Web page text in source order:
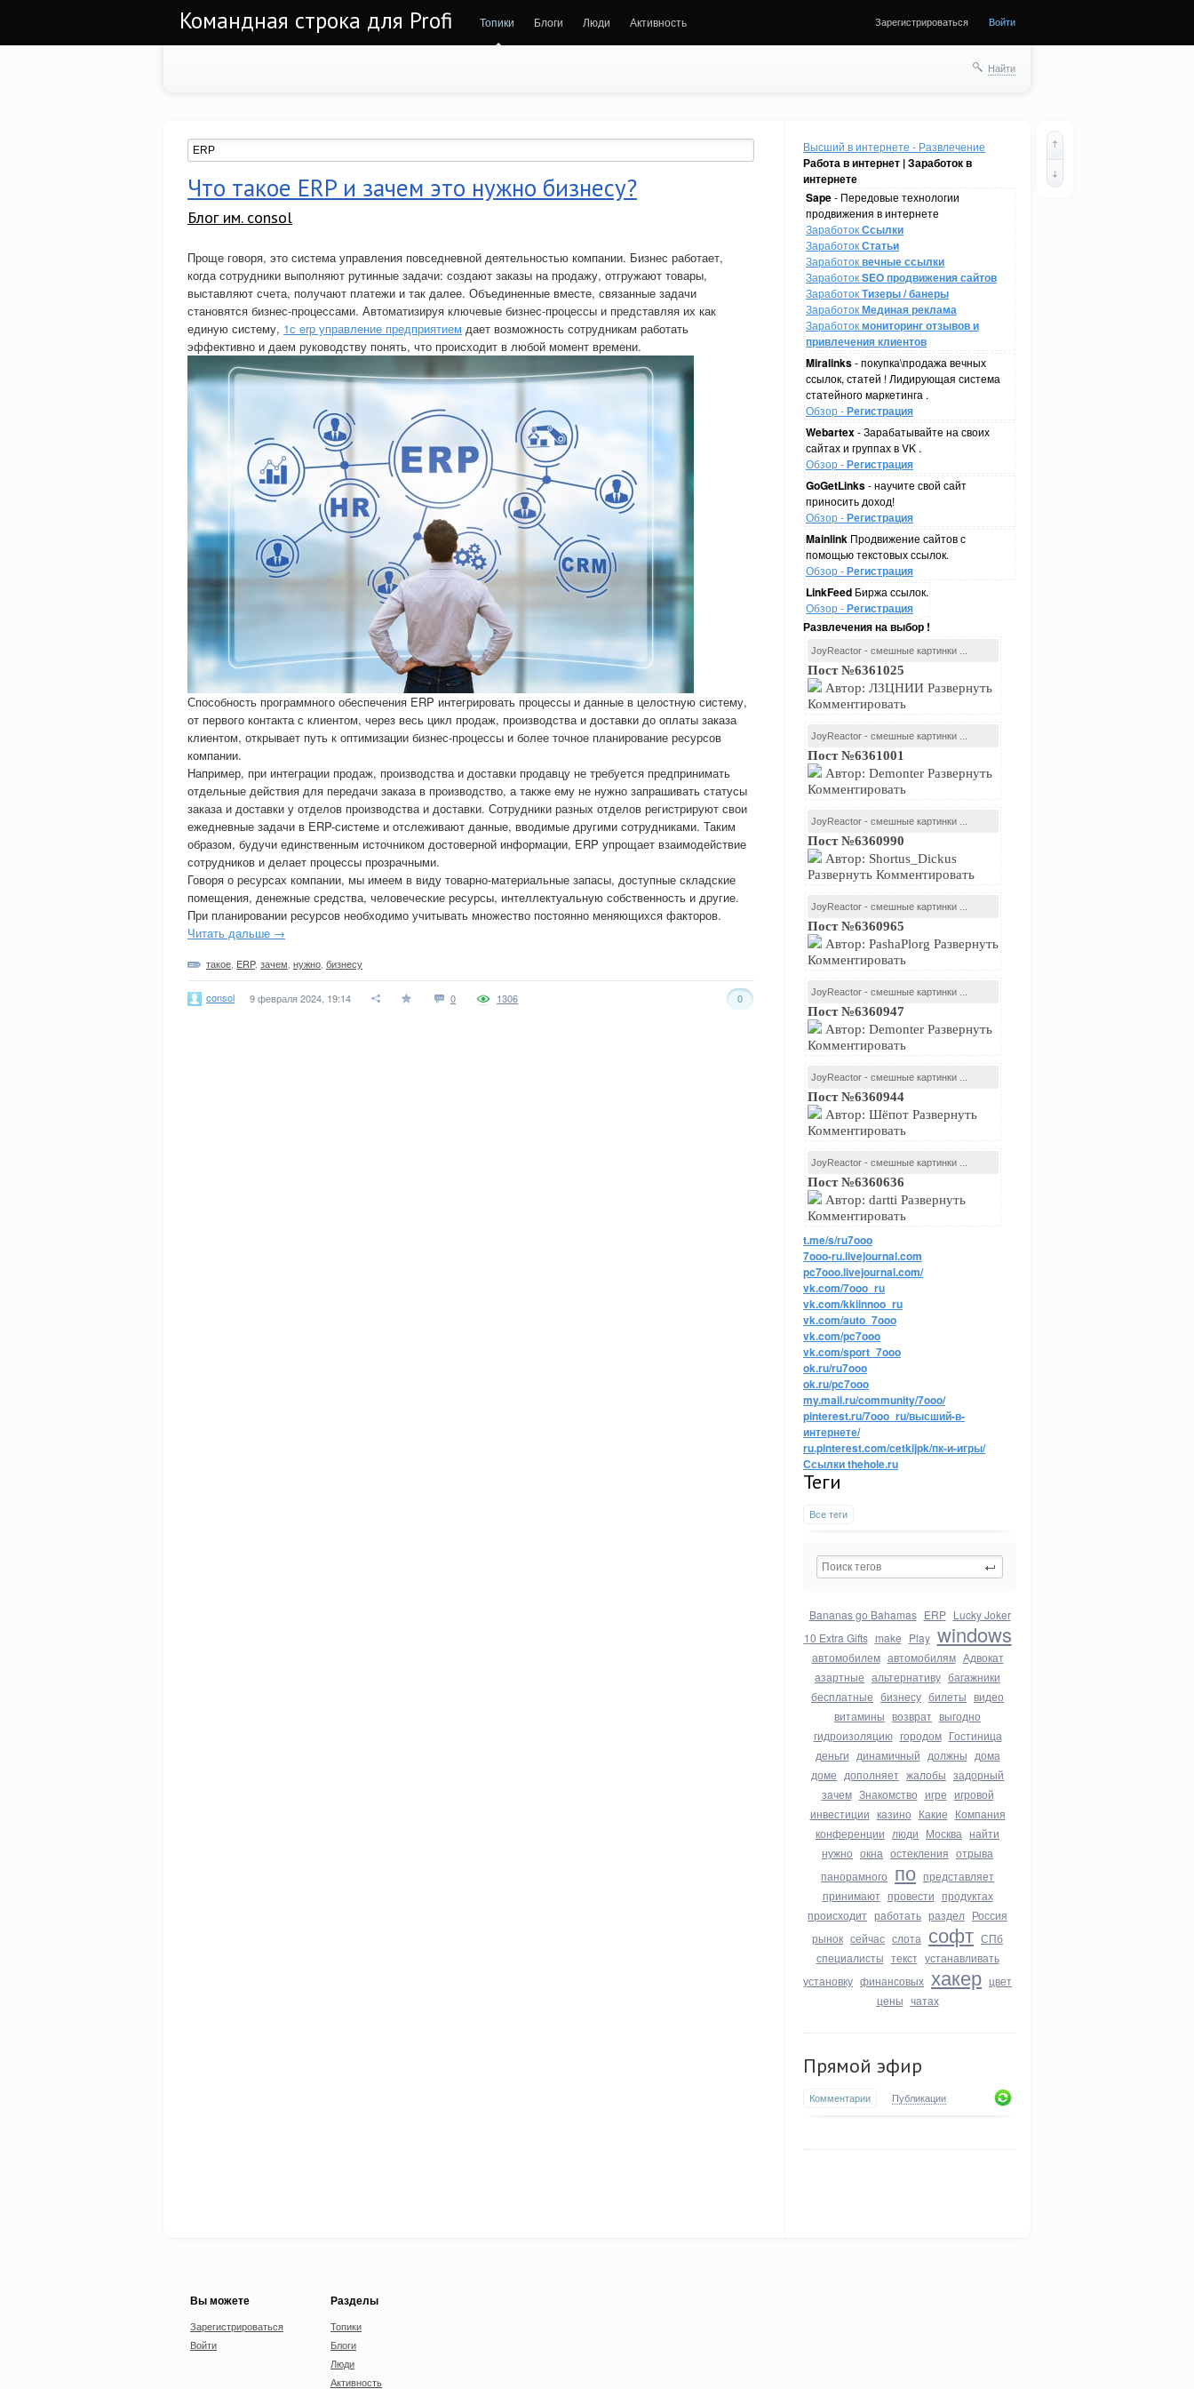
Командная строка для Profi Топики Блоги Люди Активность Зарегистрироваться Войти
Найти
Высший в интернете - Развлечение
Работа в интернет | Заработок в
интернете
Sape- Передовые технологии
продвижения в интернете
ЗаработокСсылки
ЗаработокСтатьи
Заработоквечные ссылки
ЗаработокSEO продвижения сайтов
ЗаработокТизеры / банеры
ЗаработокМединая реклама
Заработокмониторинг отзывов и
привлечения клиентов
Miralinks- покупка\продажа вечных
ссылок, статей ! Лидирующая система
статейного маркетинга .
Обзор -Регистрация
Webartex- Зарабатывайте на своих
сайтах и группах в VK .
Обзор -Регистрация
GoGetLinks- научите свой сайт
приносить доход!
Обзор -Регистрация
Mainlink Продвижение сайтов с
помощью текстовых ссылок.
Обзор -Регистрация
LinkFeed Биржа ссылок.
Обзор -Регистрация
Развлечения на выбор !
JoyReactor - смешные картинки ...
Пост №6361025
Автор: ЛЗЦНИИ Развернуть
Комментировать
JoyReactor - смешные картинки ...
Пост №6361001
Автор: Demonter Развернуть
Комментировать
JoyReactor - смешные картинки ...
Пост №6360990
Автор: Shortus_Dickus
Развернуть Комментировать
JoyReactor - смешные картинки ...
Пост №6360965
Автор: PashaPlorg Развернуть
Комментировать
JoyReactor - смешные картинки ...
Пост №6360947
Автор: Demonter Развернуть
Комментировать
JoyReactor - смешные картинки ...
Пост №6360944
Автор: Шёпот Развернуть
Комментировать
JoyReactor - смешные картинки ...
Пост №6360636
Автор: dartti Развернуть
Комментировать
t.me/s/ru7ooo
7ooo-ru.livejournal.com
pc7ooo.livejournal.com/
vk.com/7ooo_ru
vk.com/kkiinnoo_ru
vk.com/auto_7ooo
vk.com/pc7ooo
vk.com/sport_7ooo
ok.ru/ru7ooo
ok.ru/pc7ooo
my.mail.ru/community/7ooo/
pinterest.ru/7ooo_ru/высший-в-
интернете/
ru.pinterest.com/cetkijpk/пк-и-игры/
Ссылки thehole.ru
Теги
Все теги
Bananas go Bahamas ERP Lucky Joker
10 Extra Gifts make Play windows
автомобилем автомобилям Адвокат
азартные альтернативу багажники
бесплатные бизнесу билеты видео
витамины возврат выгодно
гидроизоляцию городом Гостиница
деньги динамичный должны дома
доме дополняет жалобы задорный
зачем Знакомство игре игровой
инвестиции казино Какие Компания
конференции люди Москва найти
нужно окна остекления отрыва
панорамного по представляет
принимают провести продуктах
происходит работать раздел Россия
рынок сейчас слота софт СПб
специалисты текст устанавливать
установку финансовых хакер цвет
цены чатах
Прямой эфир
Комментарии Публикации
Что такое ERP и зачем это нужно бизнесу?
Блог им. consol
Проще говоря, это система управления повседневной деятельностью компании. Бизнес работает,
когда сотрудники выполняют рутинные задачи: создают заказы на продажу, отгружают товары,
выставляют счета, получают платежи и так далее. Объединенные вместе, связанные задачи
становятся бизнес-процессами. Автоматизируя ключевые бизнес-процессы и представляя их как
единую систему, 1с erp управление предприятием дает возможность сотрудникам работать
эффективно и даем руководству понять, что происходит в любой момент времени.
Способность программного обеспечения ERP интегрировать процессы и данные в целостную систему,
от первого контакта с клиентом, через весь цикл продаж, производства и доставки до оплаты заказа
клиентом, открывает путь к оптимизации бизнес-процессы и более точное планирование ресурсов
компании.
Например, при интеграции продаж, производства и доставки продавцу не требуется предпринимать
отдельные действия для передачи заказа в производство, а также ему не нужно запрашивать статусы
заказа и доставки у отделов производства и доставки. Сотрудники разных отделов регистрируют свои
ежедневные задачи в ERP-системе и отслеживают данные, вводимые другими сотрудниками. Таким
образом, будучи единственным источником достоверной информации, ERP упрощает взаимодействие
сотрудников и делает процессы прозрачными.
Говоря о ресурсах компании, мы имеем в виду товарно-материальные запасы, доступные складские
помещения, денежные средства, человеческие ресурсы, интеллектуальную собственность и другие.
При планировании ресурсов необходимо учитывать множество постоянно меняющихся факторов.
Читать дальше →
такое ERP, зачем нужно бизнесу
consol 9 февраля 2024, 19:14 0 0
1306
Вы можете
Зарегистрироваться
Войти
Разделы
Топики
Блоги
Люди
Активность